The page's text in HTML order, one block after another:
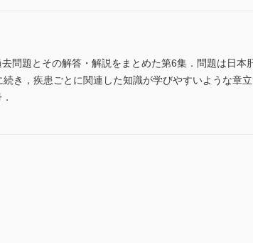
問題とその解答・解説をまとめた第6集．問題は日
き，疾患ごとに関連した知識が学びやすいような章